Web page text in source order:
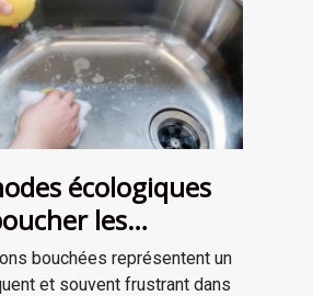
écologiques
les
bouchées représentent un
et souvent frustrant dans